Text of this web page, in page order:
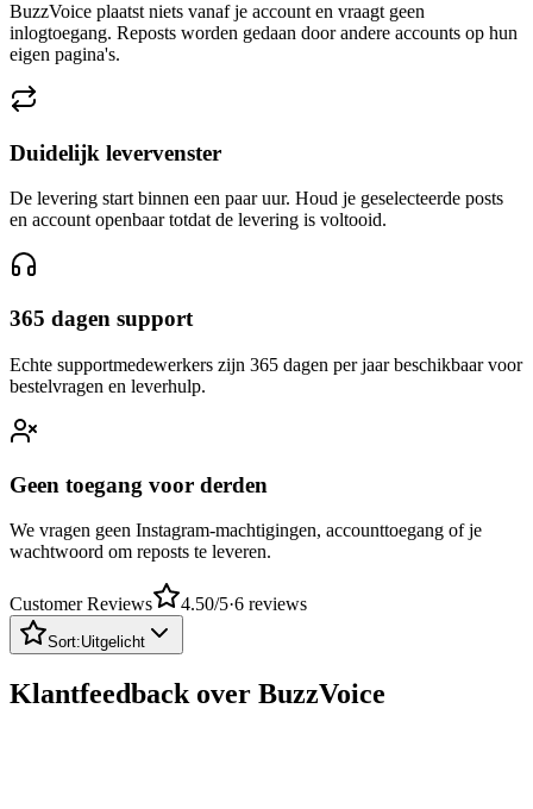
BuzzVoice plaatst niets vanaf je account en vraagt geen
inlogtoegang. Reposts worden gedaan door andere accounts op hun
eigen pagina's.
Duidelijk levervenster
De levering start binnen een paar uur. Houd je geselecteerde posts
en account openbaar totdat de levering is voltooid.
365 dagen support
Echte supportmedewerkers zijn 365 dagen per jaar beschikbaar voor
bestelvragen en leverhulp.
Geen toegang voor derden
We vragen geen Instagram-machtigingen, accounttoegang of je
wachtwoord om reposts te leveren.
Customer Reviews 4.50/5·6 reviews
Sort:Uitgelicht
Klantfeedback over BuzzVoice